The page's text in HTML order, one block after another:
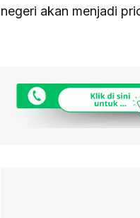
negeri akan menjadi